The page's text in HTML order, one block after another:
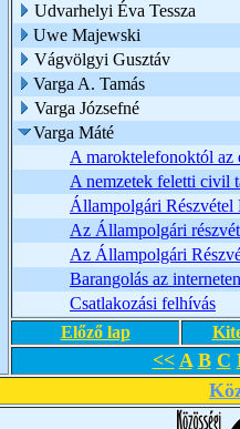
Udvarhelyi Éva Tessza
Uwe Majewski
Vágvölgyi Gusztáv
Varga A. Tamás
Varga Józsefné
Varga Máté
A maroktelefonoktól az
A nemzetek feletti civil
Állampolgári Részvétel
Az Állampolgári
Az Állampolgári
Barangolás az interneten
Csatlakozási felhívás
Előző lap
<< A B C